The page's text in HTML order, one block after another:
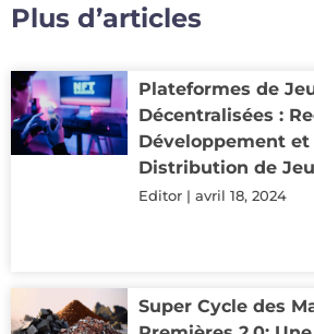
Plus d’articles
Plateformes de
Décentralisées :
Développement et
Distribution de
Editor avril 18, 2024
Super Cycle des